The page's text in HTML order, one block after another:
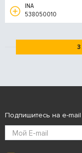
INA
538050010
Подпишитесь на e-